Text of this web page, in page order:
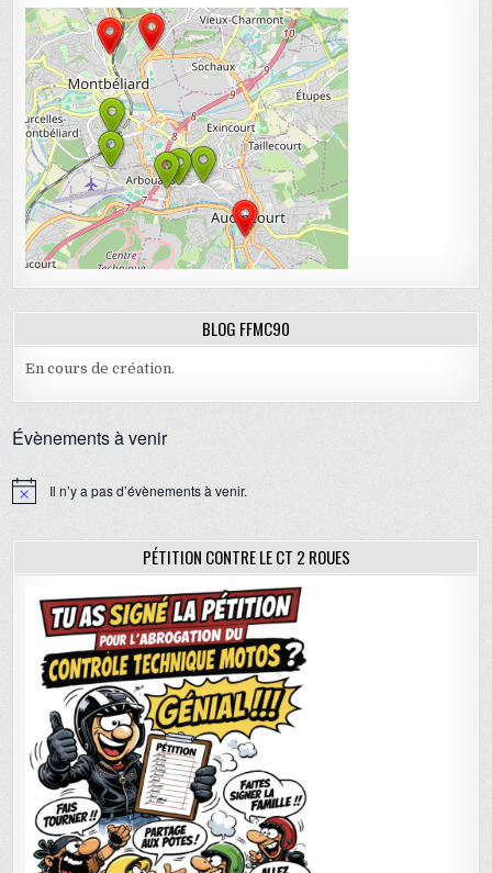
BLOG FFMC90
En cours de création.
Évènements à venir
N
Il n’y a pas d’évènements à venir.
PÉTITION CONTRE LE CT 2 ROUES